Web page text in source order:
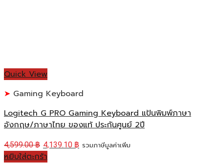
Quick View
Gaming Keyboard
Logitech G PRO Gaming Keyboard แป้นพิมพ์ภาษา
อังกฤษ/ภาษาไทย ของแท้ ประกันศูนย์ 2ปี
4,599.00฿ 4,139.10 ฿ รวมภาษีมูลค่าเพิ่ม
หยิบใส่ตะกร้า